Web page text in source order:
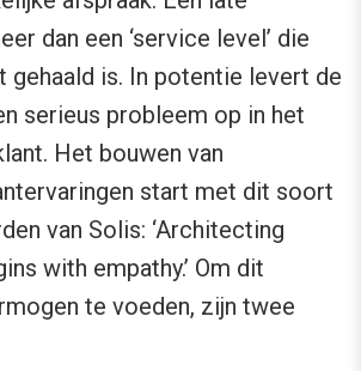
dan een ‘service level’ die
gehaald is. In potentie levert de
serieus probleem op in het
Het bouwen van
start met dit soort
van Solis: ‘Architecting
with empathy.’ Om dit
te voeden, zijn twee